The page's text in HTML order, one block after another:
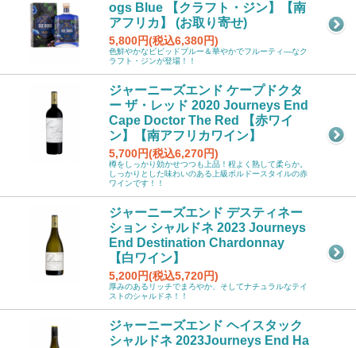
ogs Blue 【クラフト・ジン】【南
アフリカ】 (お取り寄せ)
5,800円(税込6,380円)
色鮮やかなビビッドブルー＆華やかでフルーティ―なク
ラフト・ジンが登場！！
ジャーニーズエンド ケープドクタ
ー ザ・レッド 2020 Journeys End
Cape Doctor The Red 【赤ワイ
ン】【南アフリカワイン】
5,700円(税込6,270円)
樽をしっかり効かせつつも上品！程よく熟して柔らか。
しっかりとした味わいのある上級ボルドースタイルの赤
ワインです！！
ジャーニーズエンド デスティネー
ション シャルドネ 2023 Journeys
End Destination Chardonnay
【白ワイン】
5,200円(税込5,720円)
厚みのあるリッチでまろやか、そしてナチュラルなテイ
ストのシャルドネ！！
ジャーニーズエンド ヘイスタック
シャルドネ 2023Journeys End Ha